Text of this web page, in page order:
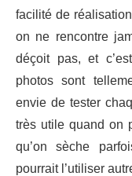
facilité de
on ne rencontre
déçoit pas, et
photos sont
envie de tester
très utile quand on
qu’on sèche
pourrait l’utiliser